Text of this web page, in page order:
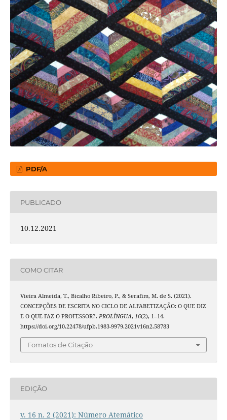
PDF/A
PUBLICADO
10.12.2021
COMO CITAR
Vieira Almeida, T., Bicalho Ribeiro, P., & Serafim, M. de S. (2021).
CONCEPÇÕES DE ESCRITA NO CICLO DE ALFABETIZAÇÃO: O QUE DIZ
E O QUE FAZ O PROFESSOR?. PROLÍNGUA, 16(2), 1–14.
https://doi.org/10.22478/ufpb.1983-9979.2021v16n2.58783
Fomatos de Citação
EDIÇÃO
v. 16 n. 2 (2021): Número Atemático